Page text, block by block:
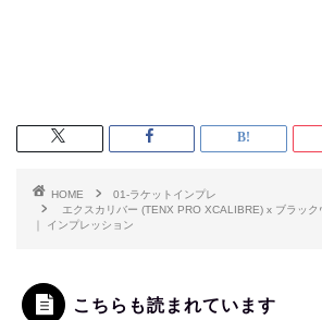
HOME
01-ラケットインプレ
エクスカリバー (TENX PRO XCALIBRE) x ブラッ
｜ インプレッション
こちらも読まれています